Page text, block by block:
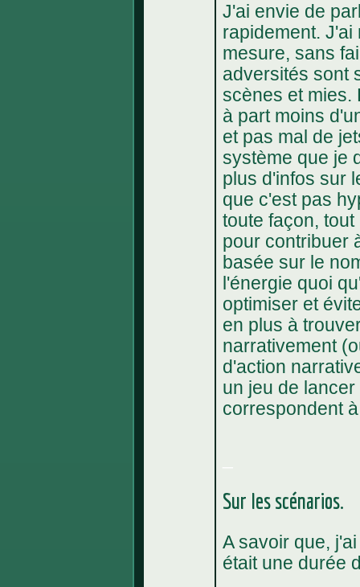
J'ai envie de
rapidement. J'ai
mesure, sans
adversités sont
scènes et mies.
à part moins
et pas mal de
système que je
plus d'infos sur
que c'est pas
toute façon,
pour contribuer
basée sur le
l'énergie quoi
optimiser et
en plus à
narrativement
d'action
un jeu de
correspondent
Sur les scénarios.
A savoir que,
était une durée